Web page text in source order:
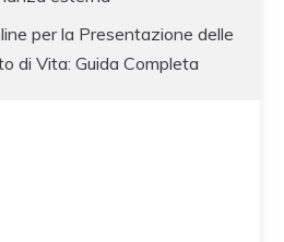
per la Presentazione delle
di Vita: Guida Completa